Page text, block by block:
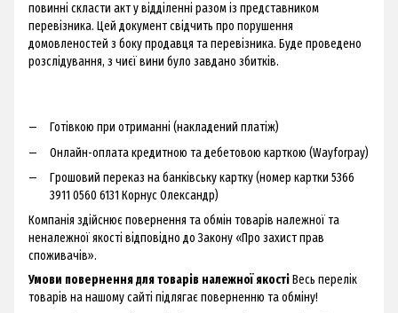
повинні скласти акт у відділенні разом із представником
перевізника. Цей документ свідчить про порушення
домовленостей з боку продавця та перевізника. Буде проведено
розслідування, з чиєї вини було завдано збитків.
Готівкою при отриманні (накладений платіж)
Онлайн-оплата кредитною та дебетовою карткою (Wayforpay)
Грошовий переказ на банківську картку (номер картки 5366
3911 0560 6131 Корнус Олександр)
Компанія здійснює повернення та обмін товарів належної та
неналежної якості відповідно до Закону «Про захист прав
споживачів».
Умови повернення для товарів належної якостіВесь перелік
товарів на нашому сайті підлягає поверненню та обміну!